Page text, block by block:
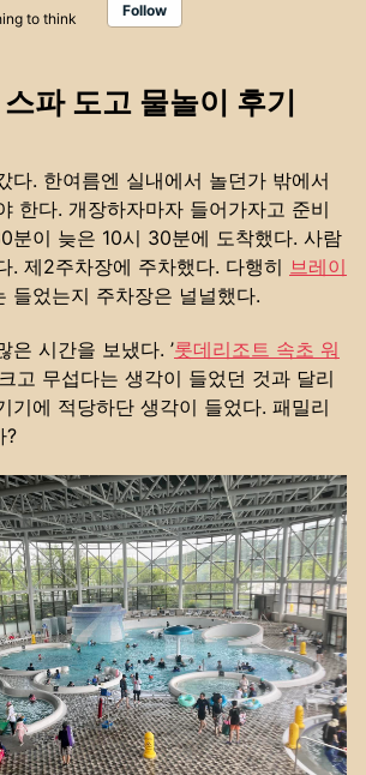
to think Follow
파 도고 물놀이 후기
다. 한여름엔 실내에서 놀던가 밖에서
한다. 개장하자마자 들어가자고 준비
분이 늦은 10시 30분에 도착했다. 사람
. 제2주차장에 주차했다. 다행히 브레이
들었는지 주차장은 널널했다.
은 시간을 보냈다. ’롯데리조트 속초 워
고 무섭다는 생각이 들었던 것과 달리
기에 적당하단 생각이 들었다. 패밀리
?